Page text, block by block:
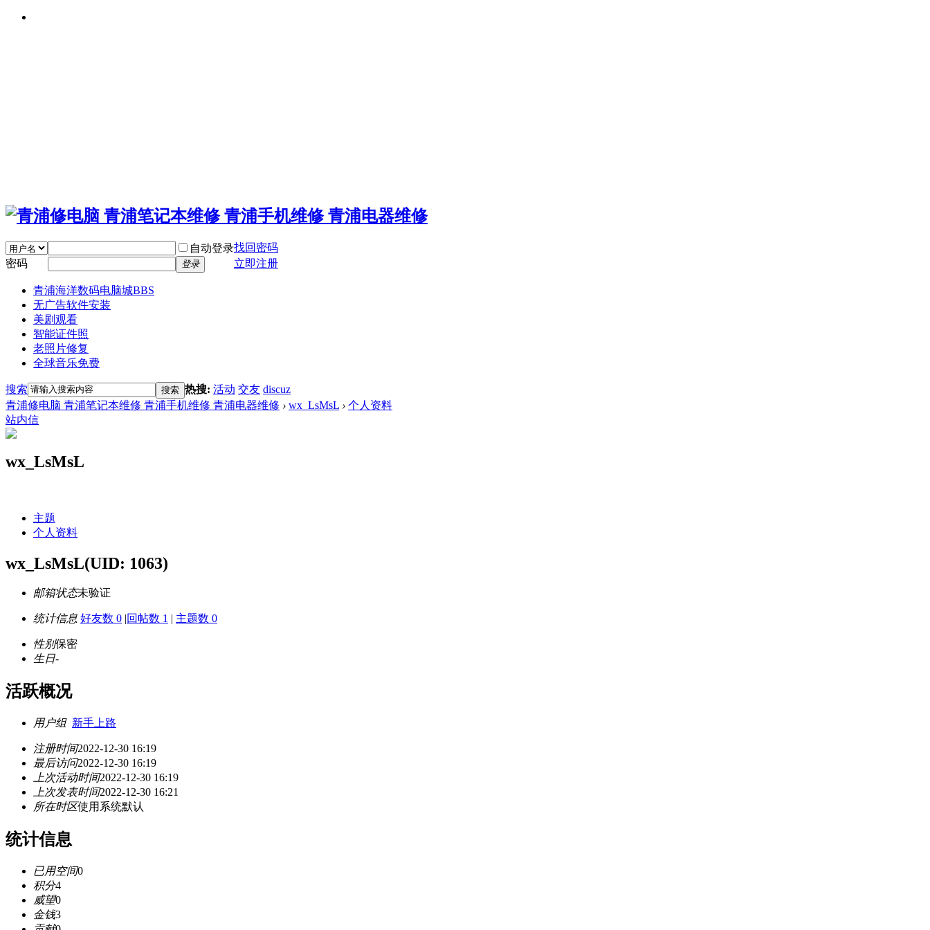
自动登录找回密码
密码
登录 立即注册
青浦海洋数码电脑城BBS
无广告软件安装
美剧观看
智能证件照
老照片修复
全球音乐免费
搜索 搜索 热搜: 活动 交友 discuz
青浦修电脑 青浦笔记本维修 青浦手机维修 青浦电器维修 › wx_LsMsL › 个人资料
站内信
wx_LsMsL
主题
个人资料
wx_LsMsL(UID: 1063)
邮箱状态未验证
统计信息 好友数 0 |回帖数 1 | 主题数 0
性别保密
生日-
活跃概况
用户组 新手上路
注册时间2022-12-30 16:19
最后访问2022-12-30 16:19
上次活动时间2022-12-30 16:19
上次发表时间2022-12-30 16:21
所在时区使用系统默认
统计信息
已用空间0
积分4
威望0
金钱3